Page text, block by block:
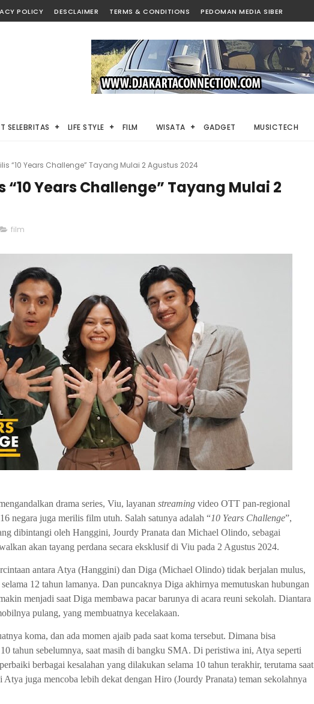
POLICY DESCLAIMER TERMS & CONDITIONS PEDOMAN MEDIA SIBER
SELEBRITAS LIFE STYLE FILM WISATA GADGET MUSICTECH
“10 Years Challenge” Tayang Mulai 2 Agustus 2024
“10 Years Challenge” Tayang Mulai 2
film
drama series, Viu, layanan streaming video OTT pan-regional
negara juga merilis film utuh. Salah satunya adalah “10 Years Challenge”,
dibintangi oleh Hanggini, Jourdy Pranata dan Michael Olindo, sebagai
akan tayang perdana secara eksklusif di Viu pada 2 Agustus 2024.
antara Atya (Hanggini) dan Diga (Michael Olindo) tidak berjalan mulus,
selama 12 tahun lamanya. Dan puncaknya Diga akhirnya memutuskan hubungan
menjadi saat Diga membawa pacar barunya di acara reuni sekolah. Diantara
pulang, yang membuatnya kecelakaan.
koma, dan ada momen ajaib pada saat koma tersebut. Dimana bisa
tahun sebelumnya, saat masih di bangku SMA. Di peristiwa ini, Atya seperti
berbagai kesalahan yang dilakukan selama 10 tahun terakhir, terutama saat
juga mencoba lebih dekat dengan Hiro (Jourdy Pranata) teman sekolahnya